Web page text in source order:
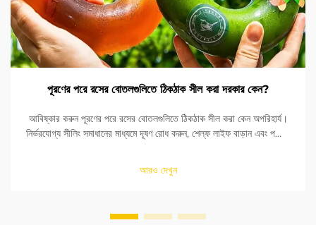
পূরণের পরে রসের বোতলগুলিতে ঠিকঠাক সীল করা দরকার কেন?
আবিষ্কার করুন পূরণের পরে রসের বোতলগুলিতে ঠিকঠাক সীল করা কেন অপরিহার্য।
নির্ভরযোগ্য সীলিং সমাধানের মাধ্যমে দূষণ রোধ করুন, শেল্ফ লাইফ বাড়ান এবং পণ্যের
আরও দেখুন